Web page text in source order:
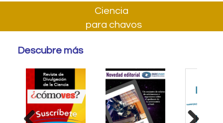
Ciencia
para chavos
Descubre más